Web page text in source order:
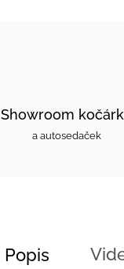
Showroom
a autosedaček
Popis